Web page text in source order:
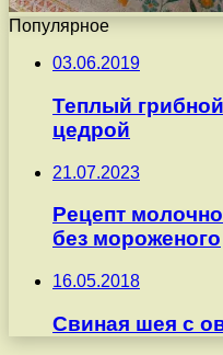
Популярное
03.06.2019
Теплый
цедрой
21.07.2023
Рецепт
без мороженого
16.05.2018
Свиная шея с